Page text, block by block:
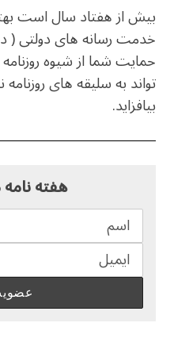
بیش از هفتاد سال است
خدمت رسانه های دولتی (
حمایت شما از شیوه
تواند به سلیقه های
بیافزاید.
هفته